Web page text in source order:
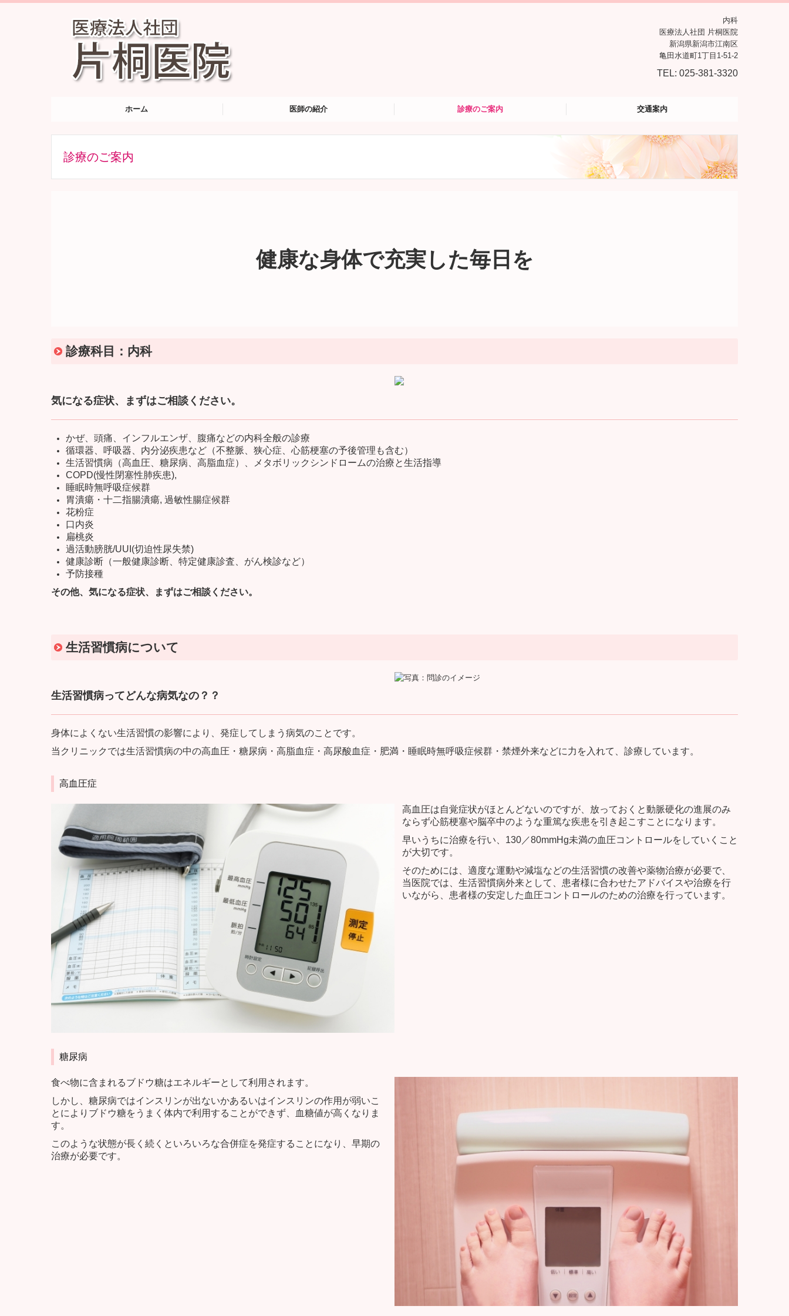
内科
医療法人社団 片桐医院
新潟県新潟市江南区
亀田水道町1丁目1-51-2
TEL: 025-381-3320
ホーム 医師の紹介 診療のご案内 交通案内
診療のご案内
健康な身体で充実した毎日を
診療科目：内科
気になる症状、まずはご相談ください。
かぜ、頭痛、インフルエンザ、腹痛などの内科全般の診療
循環器、呼吸器、内分泌疾患など（不整脈、狭心症、心筋梗塞の予後管理も含む）
生活習慣病（高血圧、糖尿病、高脂血症）、メタボリックシンドロームの治療と生活指導
COPD(慢性閉塞性肺疾患),
睡眠時無呼吸症候群
胃潰瘍・十二指腸潰瘍, 過敏性腸症候群
花粉症
口内炎
扁桃炎
過活動膀胱/UUI(切迫性尿失禁)
健康診断（一般健康診断、特定健康診査、がん検診など）
予防接種
その他、気になる症状、まずはご相談ください。
生活習慣病について
生活習慣病ってどんな病気なの？？
身体によくない生活習慣の影響により、発症してしまう病気のことです。
当クリニックでは生活習慣病の中の高血圧・糖尿病・高脂血症・高尿酸血症・肥満・睡眠時無呼吸症候群・禁煙外来などに力を入れて、診療しています。
高血圧症
高血圧は自覚症状がほとんどないのですが、放っておくと動脈硬化の進展のみ
ならず心筋梗塞や脳卒中のような重篤な疾患を引き起こすことになります。
早いうちに治療を行い、130／80mmHg未満の血圧コントロールをしていくこと
が大切です。
そのためには、適度な運動や減塩などの生活習慣の改善や薬物治療が必要で、
当医院では、生活習慣病外来として、患者様に合わせたアドバイスや治療を行
いながら、患者様の安定した血圧コントロールのための治療を行っています。
糖尿病
食べ物に含まれるブドウ糖はエネルギーとして利用されます。
しかし、糖尿病ではインスリンが出ないかあるいはインスリンの作用が弱いこ
とによりブドウ糖をうまく体内で利用することができず、血糖値が高くなりま
す。
このような状態が長く続くといろいろな合併症を発症することになり、早期の
治療が必要です。